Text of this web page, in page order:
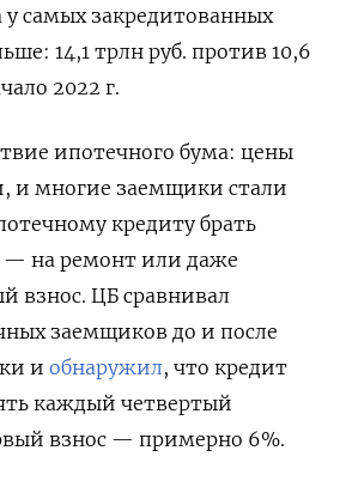
у самых закредитованных
14,1 трлн руб. против 10,6
2022 г.
ипотечного бума: цены
и многие заемщики стали
кредиту брать
— на ремонт или даже
взнос. ЦБ сравнивал
заемщиков до и после
и обнаружил, что кредит
каждый четвертый
взнос — примерно 6%.